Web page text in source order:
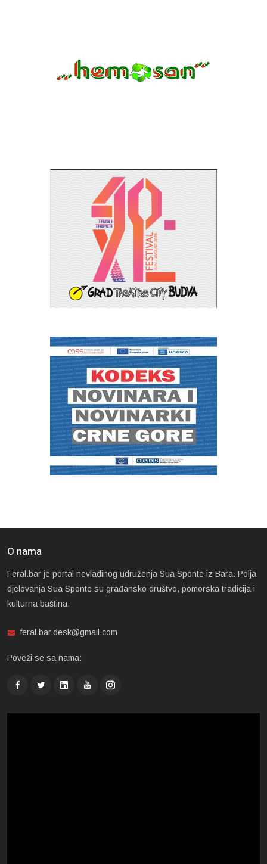
O nama
Feral.bar je portal nevladinog udruženja Sua Sponte iz Bara. Polja
djelovanja Sua Sponte su građansko društvo, pomorska tradicija i
kulturna baština.
feral.bar.desk@gmail.com
Poveži se sa nama: